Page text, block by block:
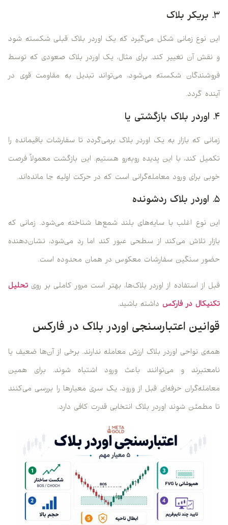
۳. بریکر بلاک
این نوع زمانی شکل می‌گیرد که یک اوردر بلاک قبلی شکسته شود
و نقش آن تغییر کند. برای مثال، یک اوردر بلاک صعودی که توسط
فروشندگان شکسته می‌شود، می‌تواند تبدیل به مقاومت قوی در
آینده گردد.
۴. اوردر بلاک بازگشتی یا
زمانی که بازار به یک اوردر بلاک برمی‌گردد تا سفارشات باقیمانده را
تکمیل کند، با این پدیده روبه‌رو هستیم. این بازگشت معمولاً فرصت
خوبی برای ورود معامله‌گرانی است که در حرکت اولیه جا مانده‌اند.
۵. اوردر بلاک ردشونده
این نوع اغلب با سایه‌های بلند شمع‌ها شناخته می‌شود. زمانی که
بازار تلاش می‌کند از سطحی عبور کند اما رد می‌شود، نشان‌دهنده
حضور سنگین سفارشات معکوس در همان محدوده است.
قبل از استفاده از اوردر بلاک‌ها، بهتر است مرور کاملی بر روی تحلیل
تکنیکال در فارکس داشته باشید.
قوانین اعتبارسنجی اوردر بلاک در فارکس
همه‌ی نواحی اوردر بلاک ارزش معامله ندارند. برخی از آن‌ها ضعیف یا
نامعتبرند و می‌توانند باعث ورود اشتباه شوند. برای همین
معامله‌گران حرفه‌ای قبل از ورود، یک سری معیارها را بررسی می‌کنند
تا مطمئن شوند اوردر بلاک انتخابی قدرت کافی دارد.